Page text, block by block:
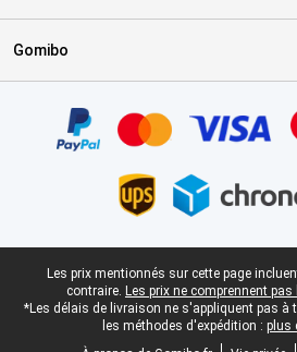
Gomibo
Pied-de-page légal
Les prix mentionnés sur cette page
contraire. Les prix ne comprennent
*Les délais de livraison ne s'appliquent pas
les méthodes d'expédition : plus